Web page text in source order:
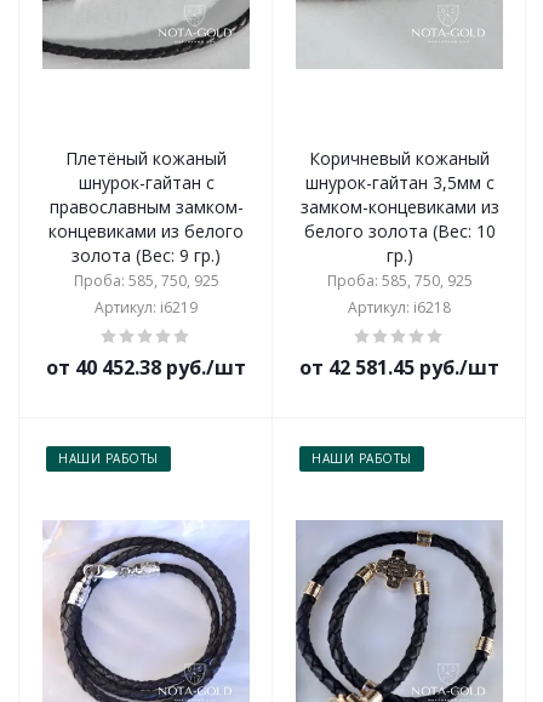
Плетёный кожаный
шнурок-гайтан с
православным замком-
концевиками из белого
золота (Вес: 9 гр.)
Проба: 585, 750, 925
Артикул: i6219
от 40 452.38 руб./шт
Коричневый кожаный
шнурок-гайтан 3,5мм с
замком-концевиками из
белого золота (Вес: 10
гр.)
Проба: 585, 750, 925
Артикул: i6218
от 42 581.45 руб./шт
НАШИ РАБОТЫ НАШИ РАБОТЫ